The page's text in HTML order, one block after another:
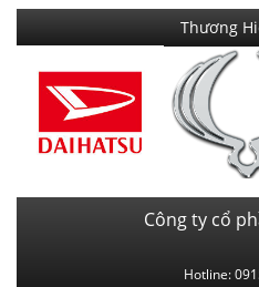
Thương
Công ty cổ
Hotline: